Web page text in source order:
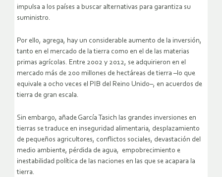
impulsa a los países a buscar alternativas para garantiza su
suministro.
Por ello, agrega, hay un considerable aumento de la inversión,
tanto en el mercado de la tierra como en el de las materias
primas agrícolas. Entre 2002 y 2012, se adquirieron en el
mercado más de 200 millones de hectáreas de tierra –lo que
equivale a ocho veces el PIB del Reino Unido–, en acuerdos de
tierra de gran escala.
Sin embargo, añade García Tasich las grandes inversiones en
tierras se traduce en inseguridad alimentaria, desplazamiento
de pequeños agricultores, conflictos sociales, devastación del
medio ambiente, pérdida de agua, empobrecimiento e
inestabilidad política de las naciones en las que se acapara la
tierra.